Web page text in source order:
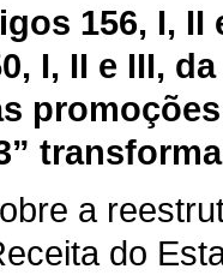
156, I, II
I, II e III,
a
do